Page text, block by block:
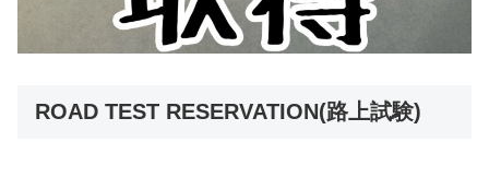
ROAD TEST RESERVATION(路上試験)